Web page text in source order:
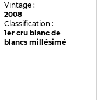
Vintage :
2008
Classification :
1er cru blanc de
blancs millésimé